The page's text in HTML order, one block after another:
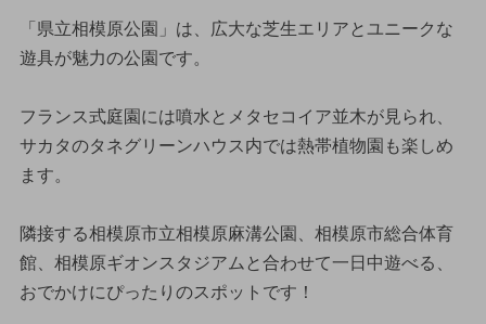
「県立相模原公園」は、広大な芝生エリアとユニークな
遊具が魅力の公園です。
フランス式庭園には噴水とメタセコイア並木が見られ、
サカタのタネグリーンハウス内では熱帯植物園も楽しめ
ます。
隣接する相模原市立相模原麻溝公園、相模原市総合体育
館、相模原ギオンスタジアムと合わせて一日中遊べる、
おでかけにぴったりのスポットです！